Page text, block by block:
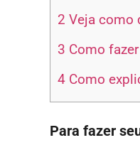
2 Veja como
3 Como
4 Como
Para fazer